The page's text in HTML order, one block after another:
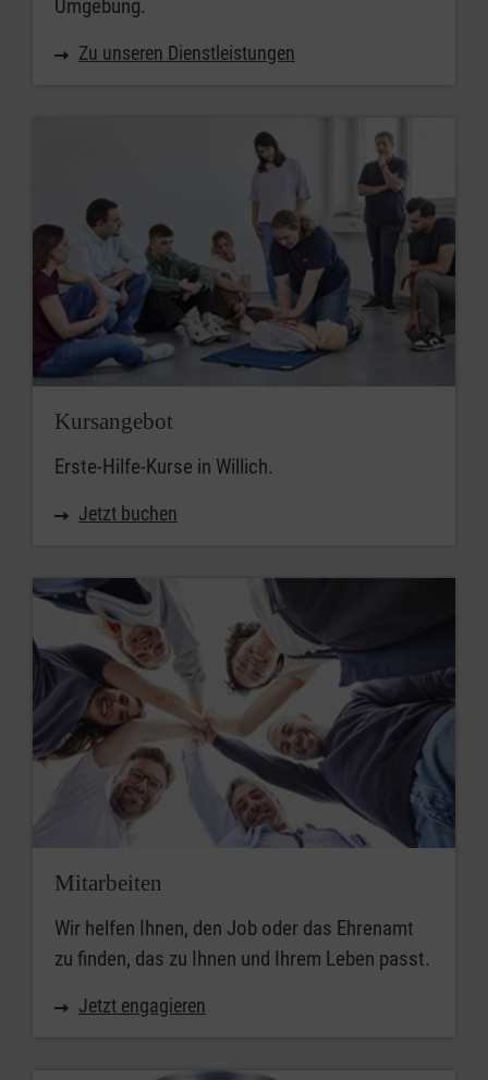
Umgebung.
Zu unseren Dienstleistungen
Kursangebot
Erste-Hilfe-Kurse in Willich.
Jetzt buchen
Mitarbeiten
Wir helfen Ihnen, den Job oder das Ehrenamt
zu finden, das zu Ihnen und Ihrem Leben passt.
Jetzt engagieren